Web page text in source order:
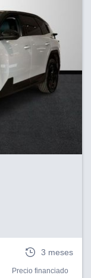
3 meses
Precio financiado